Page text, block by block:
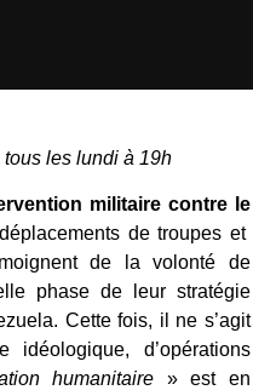
les lundi à 19h
militaire contre le
de troupes et
de la volonté de
phase de leur stratégie
Cette fois, il ne s’agit
d’opérations
humanitaire » est en